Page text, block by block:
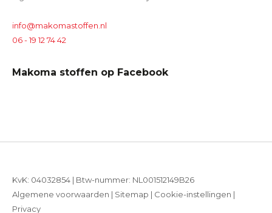
info@makomastoffen.nl
06 - 19 12 74 42
Makoma stoffen op Facebook
KvK: 04032854 | Btw-nummer: NL001512149B26
Algemene voorwaarden | Sitemap | Cookie-instellingen |
Privacy